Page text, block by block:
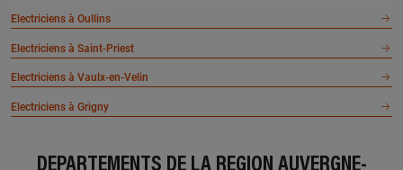
Electriciens à Oullins
Electriciens à Saint-Priest
Electriciens à Vaulx-en-Velin
Electriciens à Grigny
DÉPARTEMENTS DE LA RÉGION AUVERGNE-